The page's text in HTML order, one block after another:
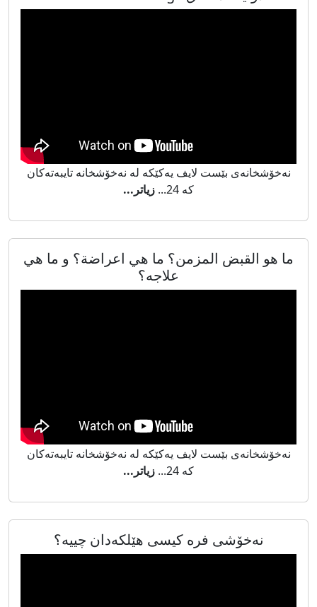
نەخۆشخانەی بێست لایف یەکێکە لە نەخۆشخانە تایبەتەکان
کە 24...
زیاتر...
ما هو القبض المزمن؟ ما هي اعراضة؟ و ما هي
علاجه؟
نەخۆشخانەی بێست لایف یەکێکە لە نەخۆشخانە تایبەتەکان
کە 24...
زیاتر...
نەخۆشی فرە کیسی هێلکەدان چییە؟